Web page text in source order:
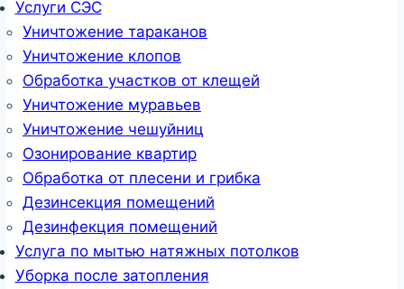
Услуги СЭС
Уничтожение тараканов
Уничтожение клопов
Обработка участков от клещей
Уничтожение муравьев
Уничтожение чешуйниц
Озонирование квартир
Обработка от плесени и грибка
Дезинсекция помещений
Дезинфекция помещений
Услуга по мытью натяжных потолков
Уборка после затопления